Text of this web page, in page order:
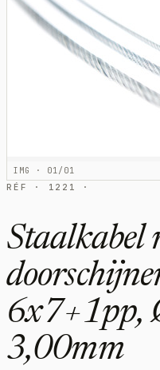
IMG · 01/01
RÉF · 1221 ·
Staalkabel
6x7+1pp,
3,00mm